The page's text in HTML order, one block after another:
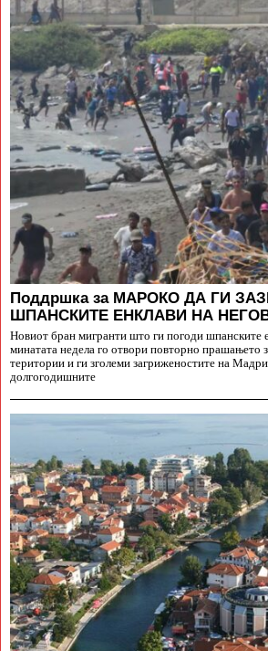
Поддршка за МАРОКО ДА ГИ
ШПАНСКИТЕ ЕНКЛАВИ НА
Новиот бран мигранти што ги погоди шпанските
минатата недела го отвори повторно прашањето
територии и ги зголеми загриженостите на
долгогодишните